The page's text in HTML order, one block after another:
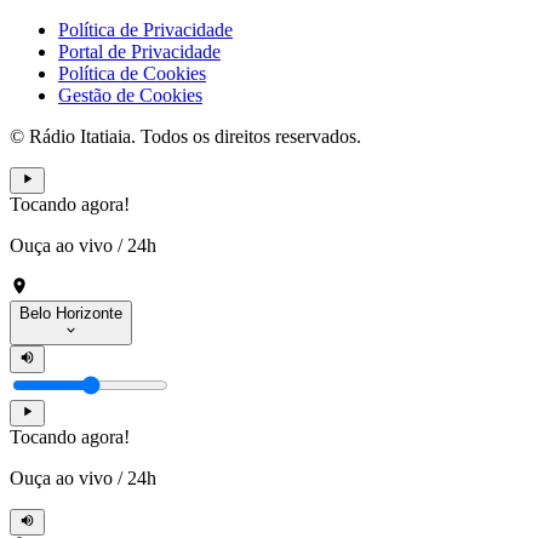
Política de Privacidade
Portal de Privacidade
Política de Cookies
Gestão de Cookies
© Rádio Itatiaia. Todos os direitos reservados.
Tocando agora!
Ouça ao vivo / 24h
Belo Horizonte
Tocando agora!
Ouça ao vivo / 24h